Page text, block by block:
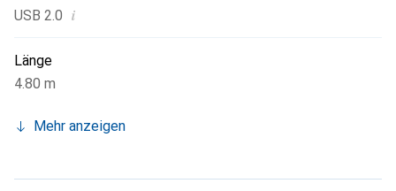
USB 2.0 i
Länge
4.80 m
Mehr anzeigen